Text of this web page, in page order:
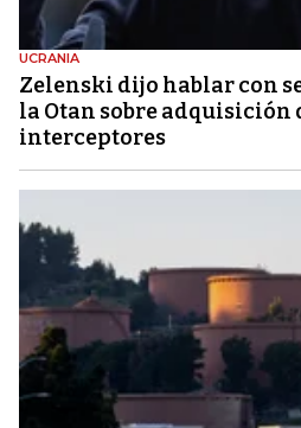
UCRANIA
Zelenski dijo hablar con
la Otan sobre adquisición
interceptores